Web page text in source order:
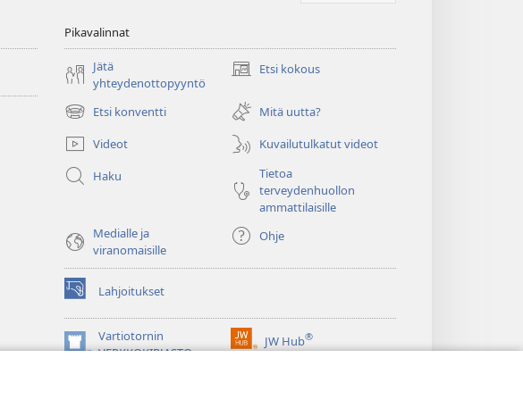
Pikavalinnat
Jätä
yhteydenottopyyntö
Etsi kokous
(avaa
ikkunan)
Etsi konventti
(avaa
uuden
ikkunan)
Mitä uutta?
Videot
Kuvailutulkatut videot
Haku
Tietoa
terveydenhuollon
ammattilaisille
Medialle ja
viranomaisille
Ohje
Lahjoitukset
(avaa
uuden
ikkunan)Vartiotornin
VERKKOKIRJASTO
(avaa
JW Hub®
(avaa